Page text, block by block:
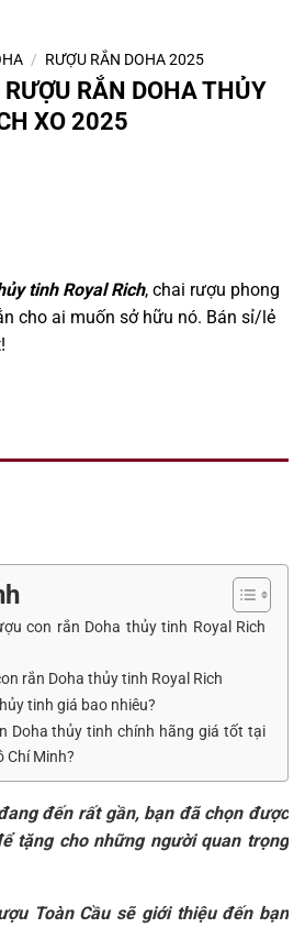
/ RƯỢU RẮN DOHA 2025
RẮN DOHA THỦY
XO 2025
tinh Royal Rich, chai rượu phong
cho ai muốn sở hữu nó. Bán sỉ/lẻ
con rắn Doha thủy tinh Royal Rich
rắn Doha thủy tinh Royal Rich
tinh giá bao nhiêu?
Doha thủy tinh chính hãng giá tốt tại
Chí Minh?
đến rất gần, bạn đã chọn được
tặng cho những người quan trọng
Toàn Cầu sẽ giới thiệu đến bạn